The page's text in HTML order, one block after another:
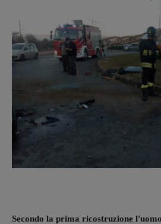
Secondo la prima ricostruzione